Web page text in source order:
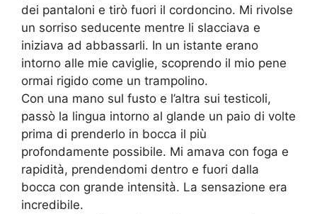
dei pantaloni e tirò fuori il cordoncino. Mi rivolse
un sorriso seducente mentre li slacciava e
iniziava ad abbassarli. In un istante erano
intorno alle mie caviglie, scoprendo il mio pene
ormai rigido come un trampolino.
Con una mano sul fusto e l’altra sui testicoli,
passò la lingua intorno al glande un paio di volte
prima di prenderlo in bocca il più
profondamente possibile. Mi amava con foga e
rapidità, prendendomi dentro e fuori dalla
bocca con grande intensità. La sensazione era
incredibile.